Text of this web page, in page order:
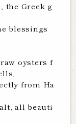
the Greek g
blessings
oysters f
from Ha
all beauti